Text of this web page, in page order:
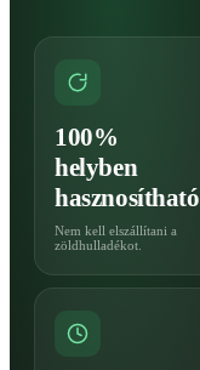
100%
helyben
hasznosítható
Nem kell elszállítani a
zöldhulladékot.